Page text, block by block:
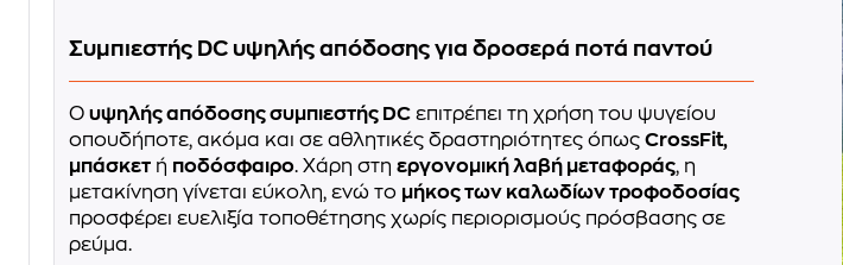
Συμπιεστής DC υψηλής απόδοσης για δροσερά ποτά παντού
Ο υψηλής απόδοσης συμπιεστής DC επιτρέπει τη χρήση του ψυγείου
οπουδήποτε, ακόμα και σε αθλητικές δραστηριότητες όπως CrossFit,
μπάσκετ ή ποδόσφαιρο. Χάρη στη εργονομική λαβή μεταφοράς, η
μετακίνηση γίνεται εύκολη, ενώ το μήκος των καλωδίων τροφοδοσίας
προσφέρει ευελιξία τοποθέτησης χωρίς περιορισμούς πρόσβασης σε
ρεύμα.